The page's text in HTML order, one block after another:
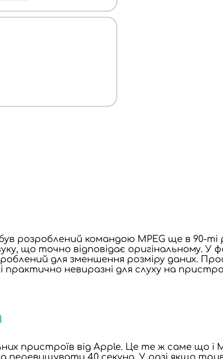
розроблений командою MPEG ще в 90-ті
що точно відповідає оригінальному. У
для зменшення розміру даних.
невиразні для слуху на
пристроїв від Apple. Це те ж саме що і
перевищувати 40 секунд. У разі якщо